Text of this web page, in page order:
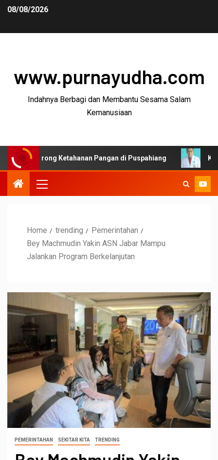
08/08/2026
www.purnayudha.com
Indahnya Berbagi dan Membantu Sesama Salam
Kemanusiaan
Ketahanan Pangan di Puspahiang Ketua MKEK
Home trending
Pemerintahan
Bey Machmudin Yakin ASN Jabar Mampu
Jalankan Program Berkelanjutan
PEMERINTAHAN SEKITAR KITA TRENDING